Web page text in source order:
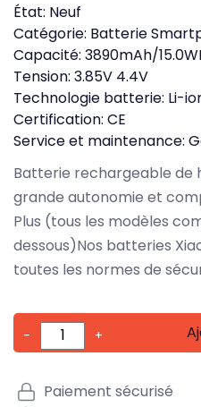
État: Neuf
Catégorie: Batterie
Capacité: 3890mAh/
Tension: 3.85V 4.4V
Technologie batterie: Li-
Certification: CE
Service et maintenance:
Batterie rechargeable de
grande autonomie et
Plus (tous les modèles
dessous)Nos batteries
toutes les normes de
- +
Paiement sécurisé